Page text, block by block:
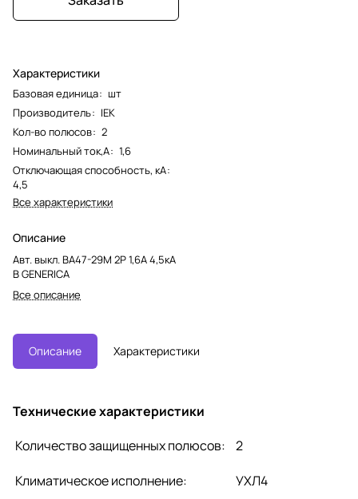
Характеристики
Базовая единица: шт
Производитель: IEK
Кол-во полюсов: 2
Номинальный ток,А: 1,6
Отключающая способность, кА:
4,5
Все характеристики
Описание
Авт. выкл. ВА47-29М 2P 1,6А 4,5кА
B GENERICA
Все описание
Описание Характеристики
Технические характеристики
Количество защищенных полюсов:
2
Климатическое исполнение:
УХЛ4